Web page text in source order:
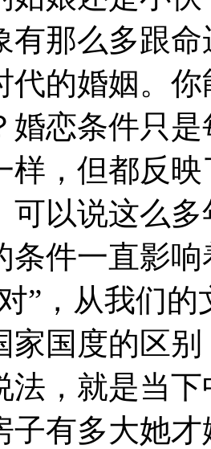
有那么多跟
代的婚姻。
婚恋条件只
样，但都反
可以说这么
条件一直影
”，从我们
家国度的区
法，就是当
子有多大她